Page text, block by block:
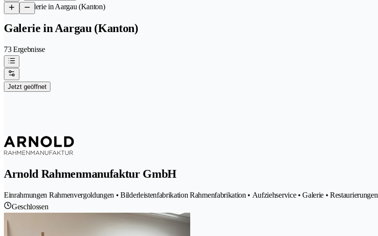
/Galerie in Aargau (Kanton)
Galerie in Aargau (Kanton)
73 Ergebnisse
Jetzt geöffnet
Arnold Rahmenmanufaktur GmbH
Einrahmungen Rahmenvergoldungen • Bilderleistenfabrikation Rahmenfabrikation • Aufziehservice • Galerie • Restaurierungen
Geschlossen